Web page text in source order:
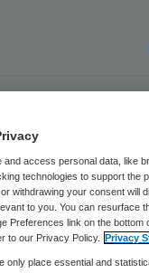
pleit
and access personal data, like
technologies to support
withdrawing your consent
to you. You can resurface
Preferences link on the
to our Privacy Policy. Privacy
only place essential and